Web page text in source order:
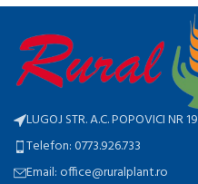
LUGOJ STR. A.C. POPOVICI NR 19
Telefon: 0773.926.733
Email: office@ruralplant.ro